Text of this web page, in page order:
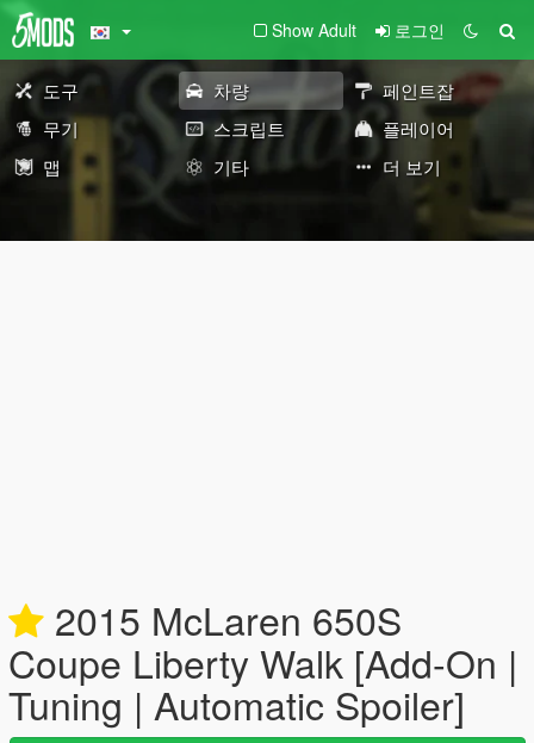
Show Adult 로그인
도구 차량
페인트잡
무기
스크립트
플레이어
맵
기타 더 보기
2015 McLaren 650S
Coupe Liberty Walk [Add-On |
Tuning | Automatic Spoiler]